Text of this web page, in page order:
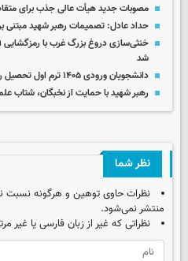
مصوبات جدید هیأت عالی جذب برای
حداد عادل: تصمیمات رهبر شهید مبتنی
شد
دانشجویان ورودی ۱۴۰۵ ترم اول تحصیل را از دست نخواهند داد
رهبر شهید با حمایت از نخبگان، شتاب
نظر شما
نظرات حاوی توهین و هرگونه نسبت
منتشر نمی‌شود.
نظراتی که غیر از زبان فارسی یا غیر